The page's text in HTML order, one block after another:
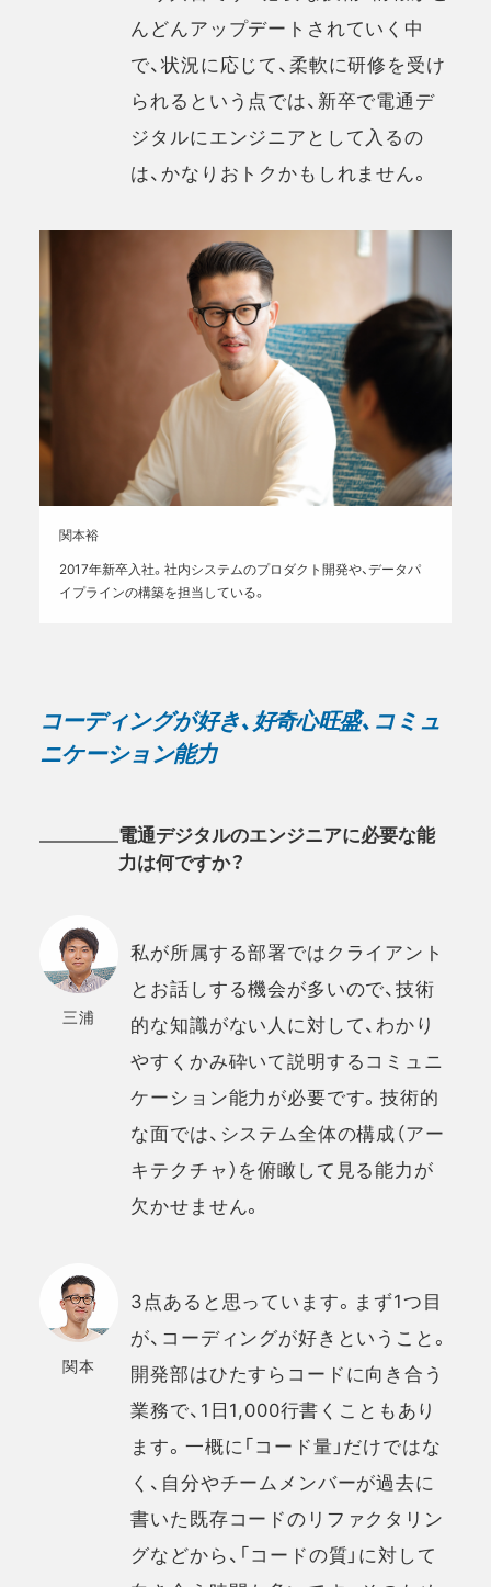
んどんアップデートされていく中
で、状況に応じて、柔軟に研修を受け
られるという点では、新卒で電通デ
ジタルにエンジニアとして入るの
は、かなりおトクかもしれません。
関本裕
2017年新卒入社。社内システムのプロダクト開発や、データパ
イプラインの構築を担当している。
コーディングが好き、好奇心旺盛、コミュ
ニケーション能力
電通デジタルのエンジニアに必要な能
力は何ですか？
三浦
私が所属する部署ではクライアント
とお話しする機会が多いので、技術
的な知識がない人に対して、わかり
やすくかみ砕いて説明するコミュニ
ケーション能力が必要です。技術的
な面では、システム全体の構成（アー
キテクチャ）を俯瞰して見る能力が
欠かせません。
関本
3点あると思っています。まず1つ目
が、コーディングが好きということ。
開発部はひたすらコードに向き合う
業務で、1日1,000行書くこともあり
ます。一概に「コード量」だけではな
く、自分やチームメンバーが過去に
書いた既存コードのリファクタリン
グなどから、「コードの質」に対して